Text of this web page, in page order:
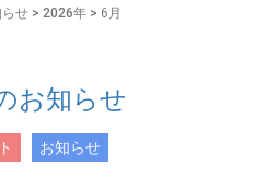
せ > 2026年 > 6月
お知らせ
お知らせ